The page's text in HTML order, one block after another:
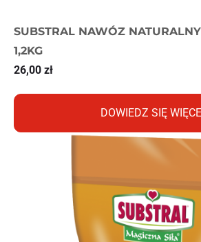
SUBSTRAL NAWÓZ
1,2KG
26,00 zł
DOWIEDZ SIĘ